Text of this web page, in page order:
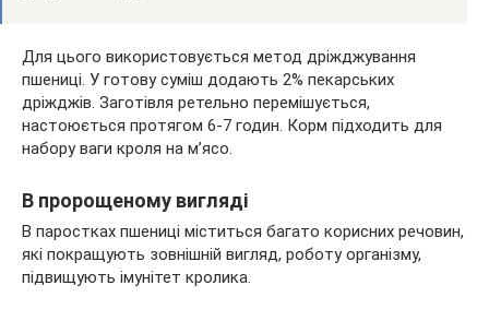
Для цього використовується метод дріжджування
пшениці. У готову суміш додають 2% пекарських
дріжджів. Заготівля ретельно перемішується,
настоюється протягом 6-7 годин. Корм підходить для
набору ваги кроля на м’ясо.
В пророщеному вигляді
В паростках пшениці міститься багато корисних речовин,
які покращують зовнішній вигляд, роботу організму,
підвищують імунітет кролика.